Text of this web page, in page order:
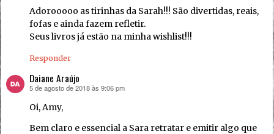
Adorooooo as tirinhas da Sarah!!! São divertidas, reais,
fofas e ainda fazem refletir.
Seus livros já estão na minha wishlist!!!
Responder
Daiane Araújo
disse:
5 de agosto de 2018 às 9:06 pm
Oi, Amy,
Bem claro e essencial a Sara retratar e emitir algo que